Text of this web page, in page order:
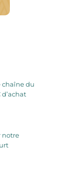
chaîne du
notre